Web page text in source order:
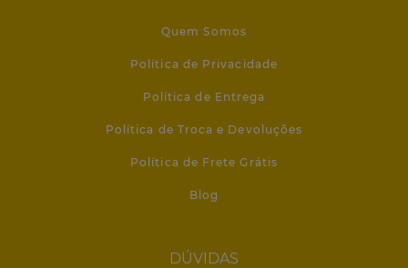
Quem Somos
Política de Privacidade
Política de Entrega
Política de Troca e Devoluções
Política de Frete Grátis
Blog
DÚVIDAS